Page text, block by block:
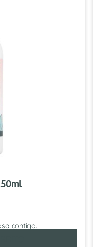
contigo.